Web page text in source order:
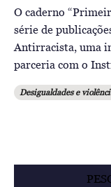
O caderno
série de
Antirracista, uma
parceria com o
Desigualdades e